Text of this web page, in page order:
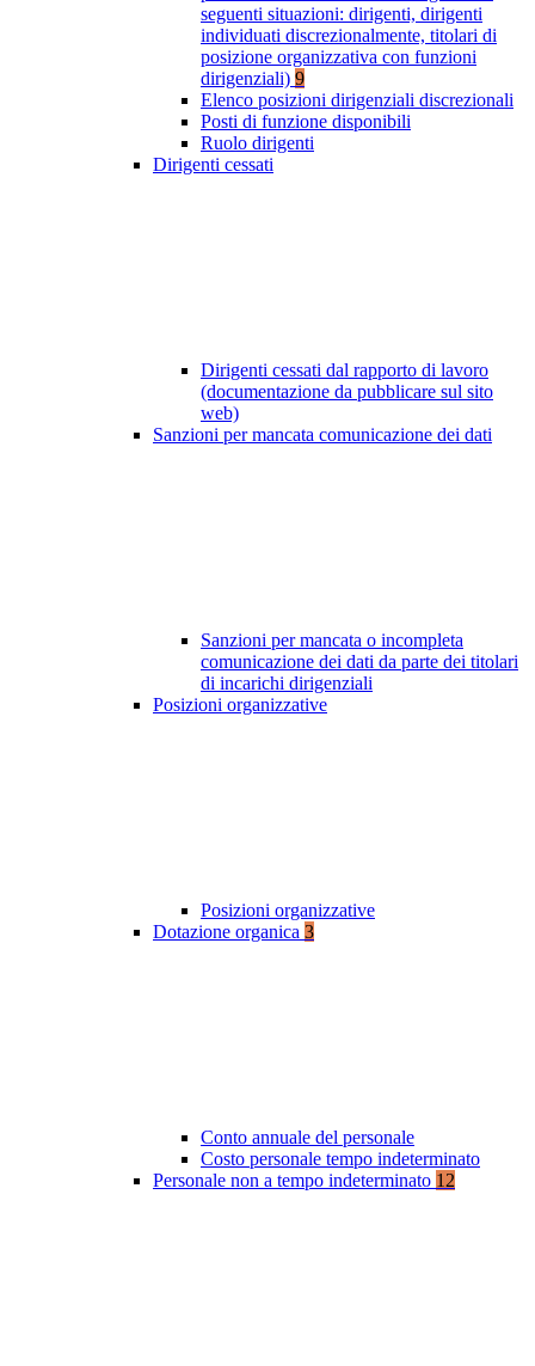
seguenti situazioni: dirigenti, dirigenti
individuati discrezionalmente, titolari di
posizione organizzativa con funzioni
dirigenziali) 9
Elenco posizioni dirigenziali discrezionali
Posti di funzione disponibili
Ruolo dirigenti
Dirigenti cessati
Dirigenti cessati dal rapporto di lavoro
(documentazione da pubblicare sul sito
web)
Sanzioni per mancata comunicazione dei dati
Sanzioni per mancata o incompleta
comunicazione dei dati da parte dei titolari
di incarichi dirigenziali
Posizioni organizzative
Posizioni organizzative
Dotazione organica 3
Conto annuale del personale
Costo personale tempo indeterminato
Personale non a tempo indeterminato 12